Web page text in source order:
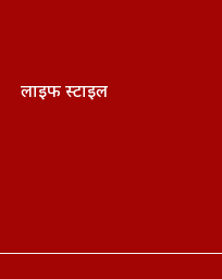
लाइफ स्टाइल